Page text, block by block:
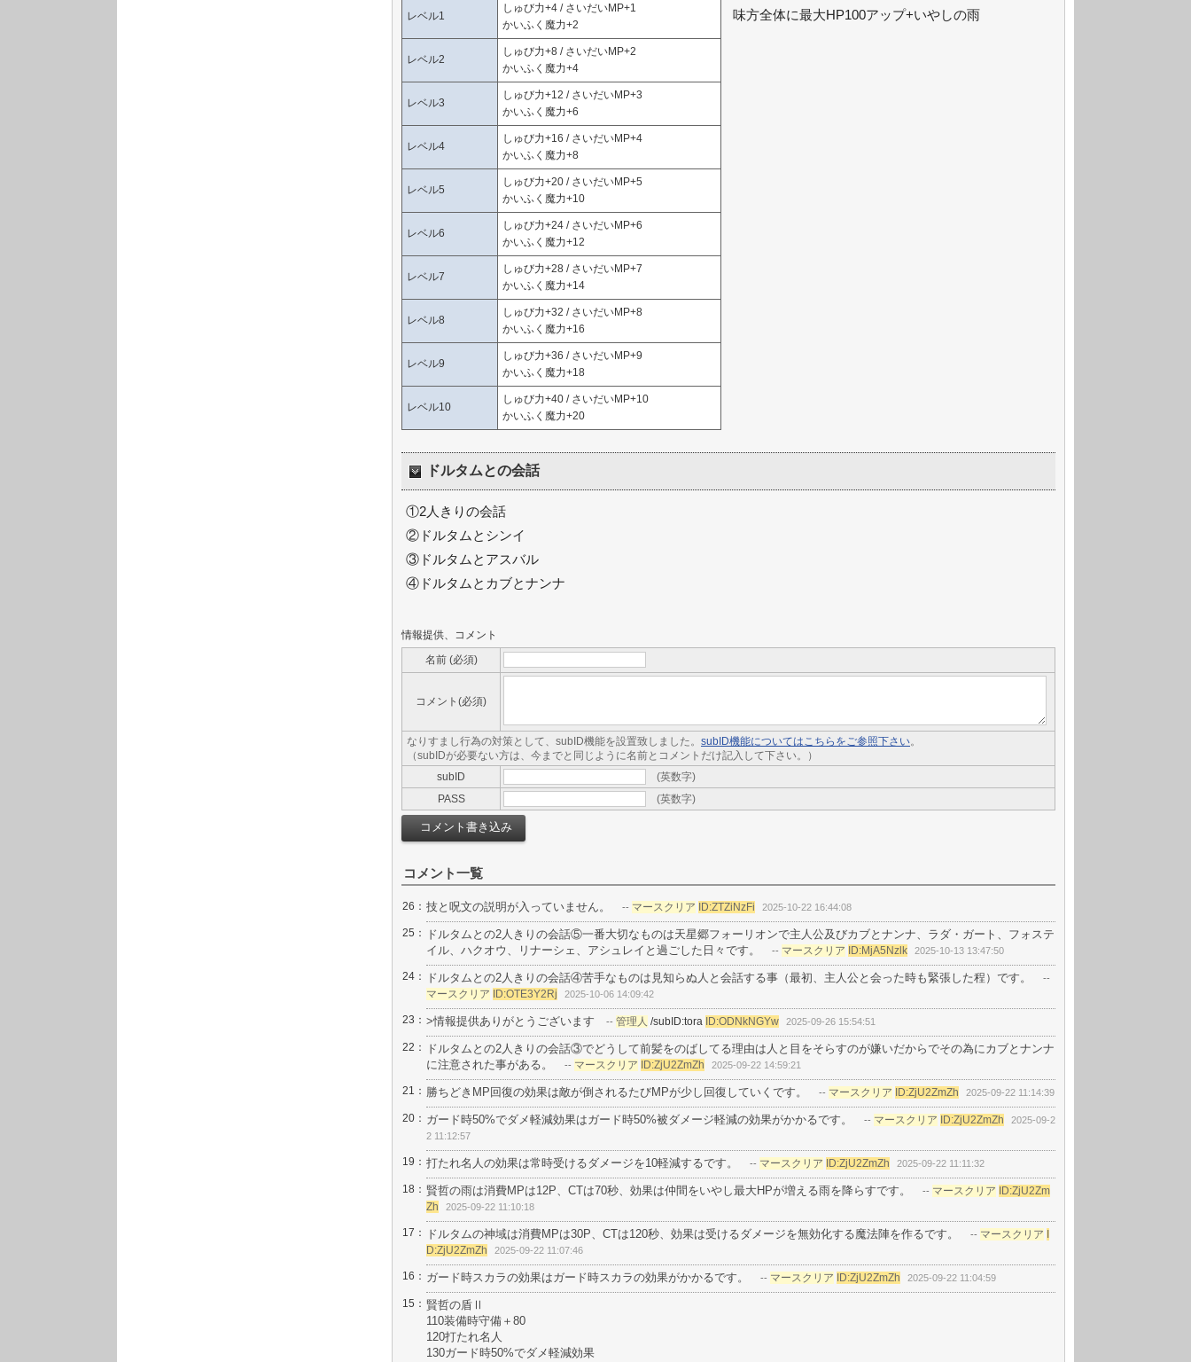
レベル1
しゅび力+4 / さいだいMP+1
かいふく魔力+2
レベル2
しゅび力+8 / さいだいMP+2
かいふく魔力+4
レベル3
しゅび力+12 / さいだいMP+3
かいふく魔力+6
レベル4
しゅび力+16 / さいだいMP+4
かいふく魔力+8
レベル5
しゅび力+20 / さいだいMP+5
かいふく魔力+10
レベル6
しゅび力+24 / さいだいMP+6
かいふく魔力+12
レベル7
しゅび力+28 / さいだいMP+7
かいふく魔力+14
レベル8
しゅび力+32 / さいだいMP+8
かいふく魔力+16
レベル9
しゅび力+36 / さいだいMP+9
かいふく魔力+18
レベル10
しゅび力+40 / さいだいMP+10
かいふく魔力+20
味方全体に最大HP100アップ+いやしの雨
ドルタムとの会話
①2人きりの会話
②ドルタムとシンイ
③ドルタムとアスバル
④ドルタムとカブとナンナ
情報提供、コメント
名前 (必須)
コメント(必須)
なりすまし行為の対策として、subID機能を設置致しました。 subID機能についてはこちらをご参照下さい。
（subIDが必要ない方は、今までと同じように名前とコメントだけ記入して下さい。）
subID
(英数字)
PASS
(英数字)
コメント一覧
26： 技と呪文の説明が入っていません。 -- マースクリア ID:ZTZiNzFi 2025-10-22 16:44:08
25：
ドルタムとの2人きりの会話⑤一番大切なものは天星郷フォーリオンで主人公及びカブとナンナ、ラダ・ガート、フォステ
イル、ハクオウ、リナーシェ、アシュレイと過ごした日々です。
-- マースクリア ID:MjA5Nzlk 2025-10-13 13:47:50
24： ドルタムとの2人きりの会話④苦手なものは見知らぬ人と会話する事（最初、主人公と会った時も緊張した程）です。 --
マースクリア ID:OTE3Y2Rj 2025-10-06 14:09:42
23： >情報提供ありがとうございます -- 管理人 /subID:tora ID:ODNkNGYw 2025-09-26 15:54:51
22：
ドルタムとの2人きりの会話③でどうして前髪をのばしてる理由は人と目をそらすのが嫌いだからでその為にカブとナンナ
に注意された事がある。
-- マースクリア ID:ZjU2ZmZh 2025-09-22 14:59:21
21： 勝ちどきMP回復の効果は敵が倒されるたびMPが少し回復していくです。 -- マースクリア ID:ZjU2ZmZh 2025-09-22 11:14:39
20： ガード時50%でダメ軽減効果はガード時50%被ダメージ軽減の効果がかかるです。 -- マースクリア ID:ZjU2ZmZh
2025-09-2
2 11:12:57
19： 打たれ名人の効果は常時受けるダメージを10軽減するです。 -- マースクリア ID:ZjU2ZmZh 2025-09-22 11:11:32
18： 賢哲の雨は消費MPは12P、CTは70秒、効果は仲間をいやし最大HPが増える雨を降らすです。 -- マースクリア
ID:ZjU2Zm
Zh
2025-09-22 11:10:18
17： ドルタムの神域は消費MPは30P、CTは120秒、効果は受けるダメージを無効化する魔法陣を作るです。 -- マースクリア
D:ZjU2ZmZh
2025-09-22 11:07:46
16： ガード時スカラの効果はガード時スカラの効果がかかるです。 -- マースクリア ID:ZjU2ZmZh 2025-09-22 11:04:59
15： 賢哲の盾Ⅱ
110装備時守備＋80
120打たれ名人
130ガード時50%でダメ軽減効果